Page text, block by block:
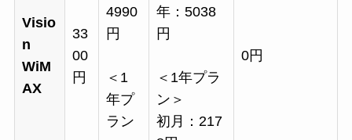
Visio
n
WiM
AX
33
00
円
4990
円
＜1
年プ
ラン
年：5038
円
＜1年プラ
ン＞
初月：217
0円